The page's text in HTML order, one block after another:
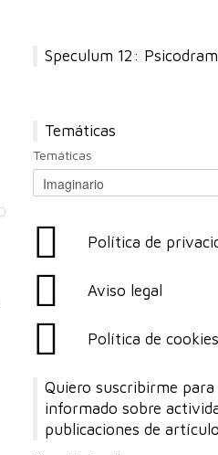
Speculum 12:
Temáticas
Temáticas
Política de
Aviso legal
Política de cookies
Quiero suscribirme
informado sobre
publicaciones de